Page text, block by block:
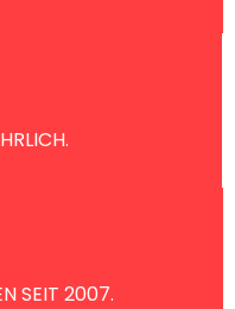
SEIT 2007.